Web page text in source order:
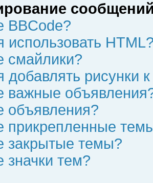
BBCode?
использовать
смайлики?
добавлять рисунки
важные
объявления?
прикрепленные
закрытые темы?
значки тем?